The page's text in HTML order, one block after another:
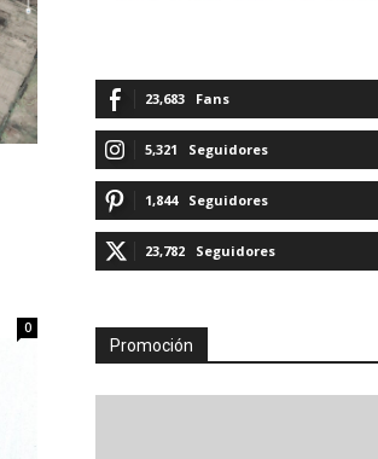
0
23,683 Fans
5,321 Seguidores
1,844 Seguidores
23,782 Seguidores
Promoción